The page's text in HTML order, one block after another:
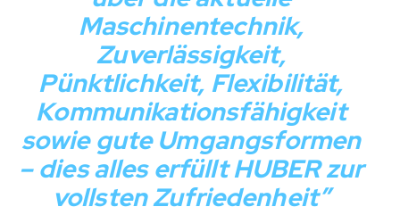
Maschinentechnik,
Zuverlässigkeit,
Pünktlichkeit, Flexibilität,
Kommunikationsfähigkeit
sowie gute Umgangsformen
– dies alles erfüllt HUBER zur
vollsten Zufriedenheit”